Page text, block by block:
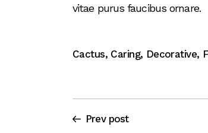
vitae purus faucibus ornare.
Cactus, Caring, Decorative,
Prev post